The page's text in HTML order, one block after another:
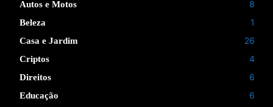
Autos e Motos 8
Beleza 1
Casa e Jardim 26
Criptos 4
Direitos 6
Educação 6